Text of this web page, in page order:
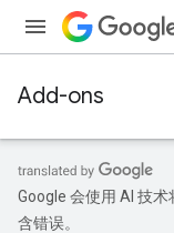
Add-ons
Google 会使用 AI 技
含错误。